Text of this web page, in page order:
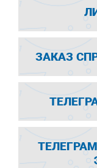
ЗАКАЗ